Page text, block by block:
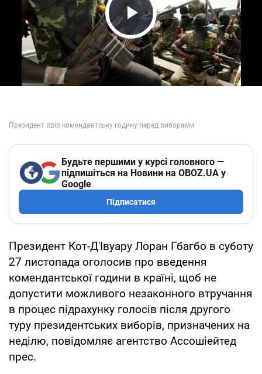
Play Video
Будьте першими у курсі головного —
підпишіться на Новини на OBOZ.UA у
Google
Підписатися
Президент Кот-Д'Івуару Лоран Гбагбо в суботу
27 листопада оголосив про введення
комендантської години в країні, щоб не
допустити можливого незаконного втручання
в процес підрахунку голосів після другого
туру президентських виборів, призначених на
неділю, повідомляє агентство Ассошіейтед
прес.